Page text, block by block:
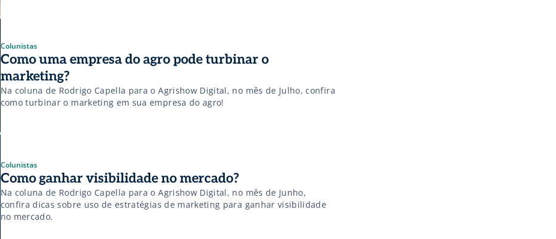
Colunistas
Como uma empresa do agro pode turbinar o
marketing?
Na coluna de Rodrigo Capella para o Agrishow Digital, no mês de Julho, confira
como turbinar o marketing em sua empresa do agro!
Colunistas
Como ganhar visibilidade no mercado?
Na coluna de Rodrigo Capella para o Agrishow Digital, no mês de Junho,
confira dicas sobre uso de estratégias de marketing para ganhar visibilidade
no mercado.